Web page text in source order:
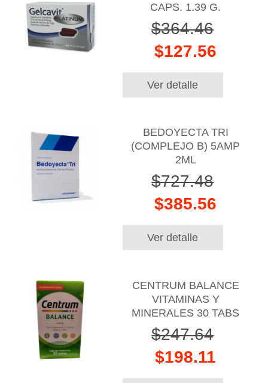
CAPS. 1.39 G.
$364.46
$127.56
Ver detalle
BEDOYECTA TRI
(COMPLEJO B) 5AMP
2ML
$727.48
$385.56
Ver detalle
CENTRUM BALANCE
VITAMINAS Y
MINERALES 30 TABS
$247.64
$198.11